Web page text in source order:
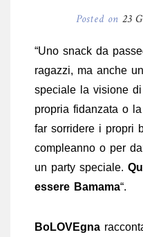
Posted on 23
“Uno snack da
ragazzi, ma anche
speciale la visione
propria fidanzata o
far sorridere i propri
compleanno o per
un party speciale.
essere Bamama“.
BoLOVEgna